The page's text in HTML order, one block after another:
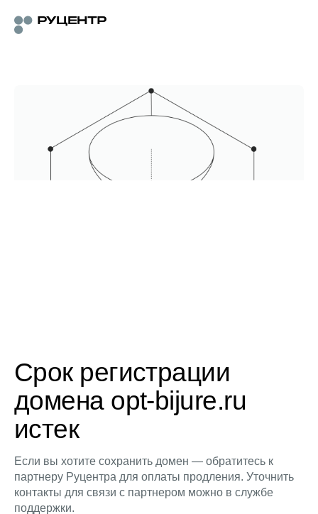
Срок регистрации
домена opt-bijure.ru
истек
Если вы хотите сохранить домен — обратитесь к
партнеру Руцентра для оплаты продления. Уточнить
контакты для связи с партнером можно в службе
поддержки.